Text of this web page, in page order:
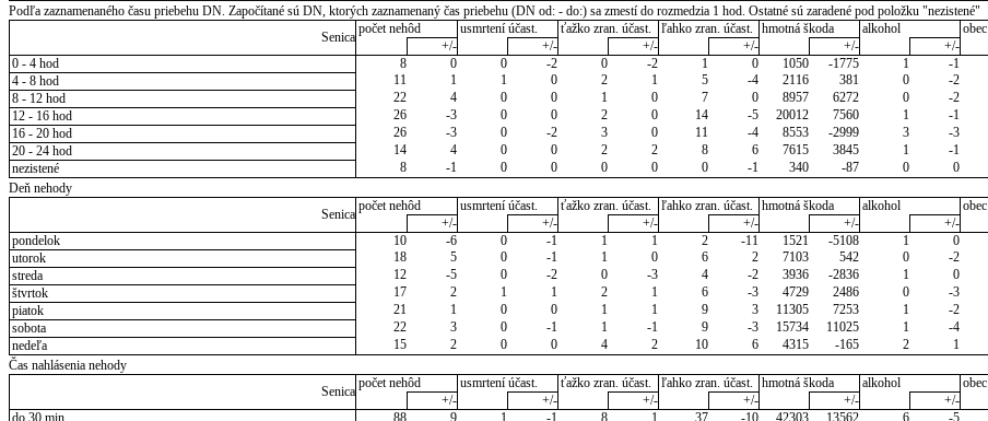
Podľa zaznamenaného času priebehu DN. Započítané sú DN, ktorých zaznamenaný čas priebehu (DN od: - do:) sa zmestí do rozmedzia 1 hod. Ostatné sú zaradené pod položku "nezistené"
Senica
počet nehôd usmrtení účast. ťažko zran. účast. ľahko zran. účast. hmotná škoda alkohol
obec
+/-
+/- +/- +/- +/- +/-
0 - 4 hod
8 0 0 -2 0 -2 1 0 1050 -1775 1 -1
4 - 8 hod
11 1 1 0 2 1 5 -4 2116 381 0 -2
8 - 12 hod
22 4 0 0 1 0 7 0 8957 6272 0 -2
12 - 16 hod
26 -3 0 0 2 0 14 -5 20012 7560 1 -1
16 - 20 hod
26 -3 0 -2 3 0 11 -4 8553 -2999 3 -3
20 - 24 hod
14 4 0 0 2 2 8 6 7615 3845 1 -1
nezistené
8 -1 0 0 0 0 0 -1 340 -87 0 0
Deň nehody
Senica
počet nehôd usmrtení účast. ťažko zran. účast. ľahko zran. účast. hmotná škoda alkohol
obec
+/-
+/- +/- +/- +/- +/-
pondelok
10 -6 0 -1 1 1 2 -11 1521 -5108 1 0
utorok
18 5 0 -1 1 0 6 2 7103 542 0 -2
streda
12 -5 0 -2 0 -3 4 -2 3936 -2836 1 0
štvrtok
17 2 1 1 2 1 6 -3 4729 2486 0 -3
piatok
21 1 0 0 1 1 9 3 11305 7253 1 -2
sobota
22 3 0 -1 1 -1 9 -3 15734 11025 1 -4
nedeľa
15 2 0 0 4 2 10 6 4315 -165 2 1
Čas nahlásenia nehody
Senica
počet nehôd usmrtení účast. ťažko zran. účast. ľahko zran. účast. hmotná škoda alkohol
obec
+/-
+/- +/- +/- +/- +/-